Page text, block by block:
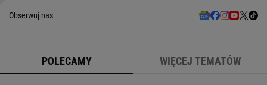
Obserwuj nas
POLECAMY WIĘCEJ TEMATÓW